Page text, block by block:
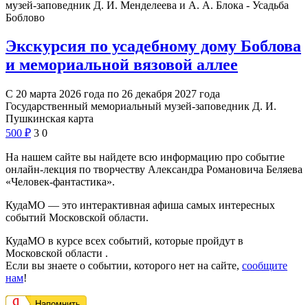
музей-заповедник Д. И. Менделеева и А. А. Блока - Усадьба
Боблово
Экскурсия по усадебному дому Боблова
и мемориальной вязовой аллее
С 20 марта 2026 года по 26 декабря 2027 года
Государственный мемориальный музей-заповедник Д. И.
Пушкинская карта
500 ₽ 3 0
На нашем сайте вы найдете всю информацию про событие
онлайн-лекция по творчеству Александра Романовича Беляева
«Человек-фантастика».
КудаМО — это интерактивная афиша самых интересных
событий Московской области.
КудаМО в курсе всех событий, которые пройдут в
Московской области .
Если вы знаете о событии, которого нет на сайте, сообщите
нам!